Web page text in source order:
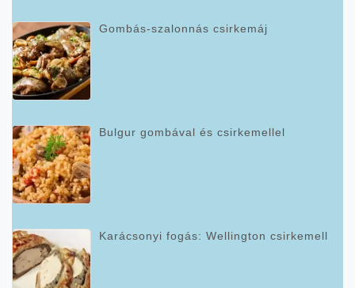
Gombás-szalonnás csirkemáj
Bulgur gombával és csirkemellel
Karácsonyi fogás: Wellington csirkemell